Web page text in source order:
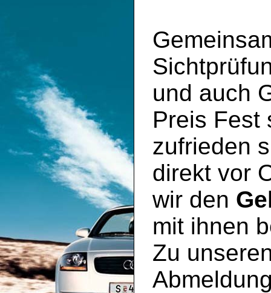
und auch
Preis Fest
zufrieden
direkt vor
wir den
mit ihnen
Zu